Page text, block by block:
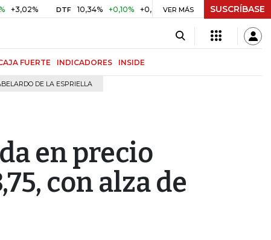
DTF 10,34% +0,10% +0,98% UVR $ 416,96 +$ 0,05 +0,01%
VER MÁS SUSCRÍBASE
FUERTE INDICADORES INSIDE
DE LA ESPRIELLA
en precio
con alza de